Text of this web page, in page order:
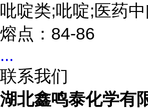
吡啶类;吡啶;医药
熔点：84-86
...
联系我们
湖北鑫鸣泰化学有